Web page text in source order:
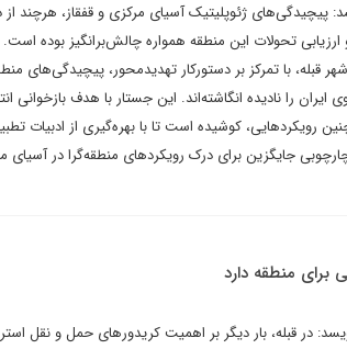
پیچیدگی‌های ژئوپلیتیک آسیای مرکزی و قفقاز، هرچند از
ارزیابی تحولات این منطقه همواره چالش‌برانگیز بوده
با تمرکز بر دستورکار تهدیدمحور، پیچیدگی‌های
را نادیده انگاشته‌اند. این جستار با هدف بازخوانی
رویکردهایی، کوشیده است تا با بهره‌گیری از ادبیات
جایگزین برای درک رویکردهای منطقه‌گرا در آسیای
منطقه دارد
در قبله، بار دیگر بر اهمیت کریدورهای حمل و نقل